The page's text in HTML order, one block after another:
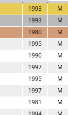
1993 M
1993 M
1980 M
1995 M
1990 M
1997 M
1995 M
1997 M
1981 M